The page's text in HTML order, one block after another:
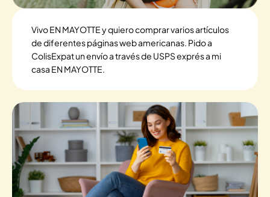
Vivo EN MAYOTTE y quiero comprar varios artículos
de diferentes páginas web americanas. Pido a
ColisExpat un envío a través de USPS exprés a mi
casa EN MAYOTTE.